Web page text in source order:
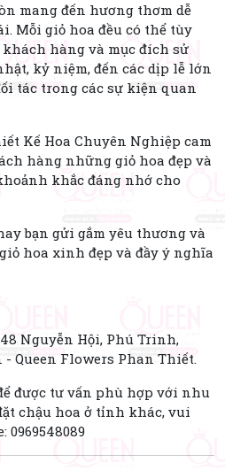
mang đến hương thơm dễ
Mỗi giỏ hoa đều có thể tùy
hàng và mục đích sử
kỷ niệm, đến các dịp lễ lớn
tác trong các sự kiện quan
Kế Hoa Chuyên Nghiệp cam
hàng những giỏ hoa đẹp và
khắc đáng nhớ cho
bạn gửi gắm yêu thương và
hoa xinh đẹp và đầy ý nghĩa
Nguyễn Hội, Phú Trinh,
Queen Flowers Phan Thiết.
được tư vấn phù hợp với nhu
chậu hoa ở tỉnh khác, vui